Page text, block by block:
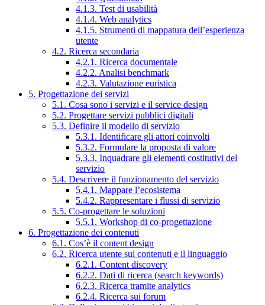
4.1.3. Test di usabilità
4.1.4. Web analytics
4.1.5. Strumenti di mappatura dell’esperienza
utente
4.2. Ricerca secondaria
4.2.1. Ricerca documentale
4.2.2. Analisi benchmark
4.2.3. Valutazione euristica
5. Progettazione dei servizi
5.1. Cosa sono i servizi e il service design
5.2. Progettare servizi pubblici digitali
5.3. Definire il modello di servizio
5.3.1. Identificare gli attori coinvolti
5.3.2. Formulare la proposta di valore
5.3.3. Inquadrare gli elementi costitutivi del
servizio
5.4. Descrivere il funzionamento del servizio
5.4.1. Mappare l’ecosistema
5.4.2. Rappresentare i flussi di servizio
5.5. Co-progettare le soluzioni
5.5.1. Workshop di co-progettazione
6. Progettazione dei contenuti
6.1. Cos’è il content design
6.2. Ricerca utente sui contenuti e il linguaggio
6.2.1. Content discovery
6.2.2. Dati di ricerca (search keywords)
6.2.3. Ricerca tramite analytics
6.2.4. Ricerca sui forum